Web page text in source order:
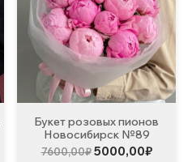
Букет розовых пионов
Новосибирск №89
7600,00₽ 5000,00₽